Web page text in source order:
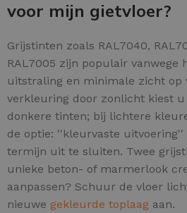
voor mijn gietvloer?
Grijstinten zoals RAL7040,
RAL7005 zijn populair vanwege
uitstraling en minimale zicht op
verkleuring door zonlicht kiest
donkere tinten; bij lichtere
de optie: ''kleurvaste
termijn uit te sluiten. Twee
unieke beton- of marmerlook
aanpassen? Schuur de vloer
nieuwe gekleurde toplaag aan.